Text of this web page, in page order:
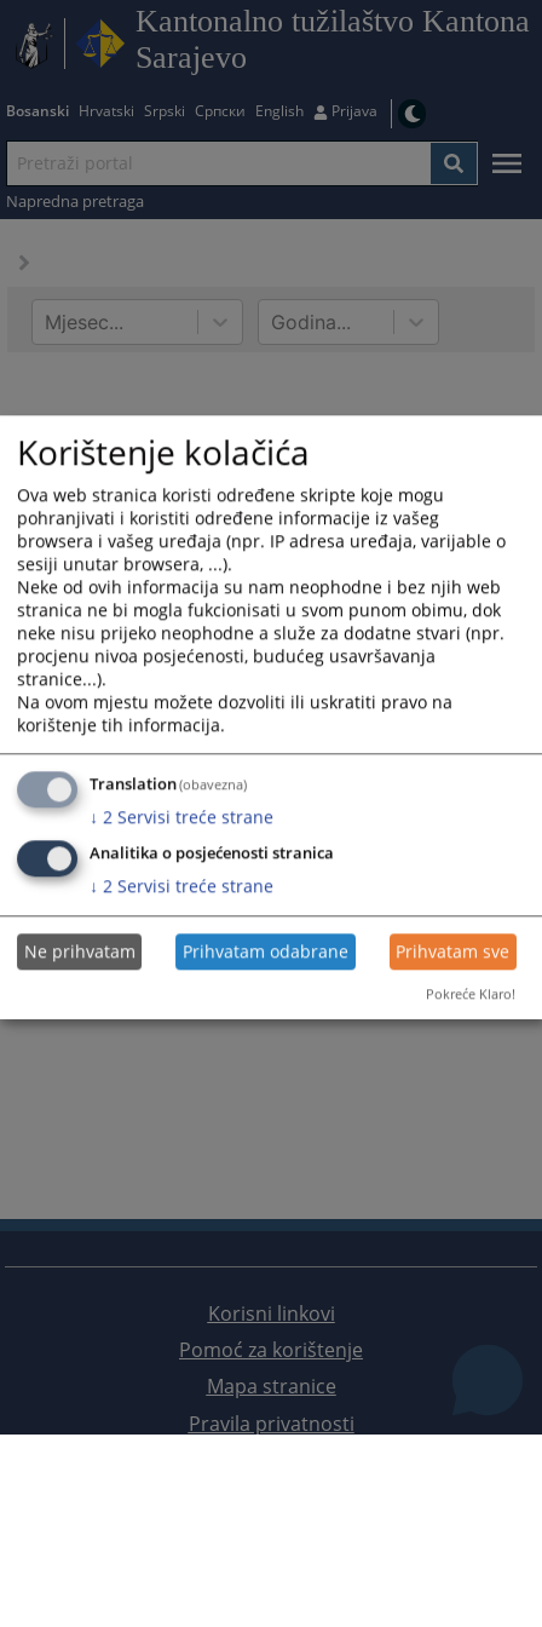
Kantonalno tužilaštvo Kantona
Sarajevo
Bosanski Hrvatski Srpski Српски English Prijava
Napredna pretraga
Mjesec... Godina...
Trenutno nema vijesti
Korisni linkovi
Pomoć za korištenje
Mapa stranice
Pravila privatnosti
Korištenje kolačića
Ova web stranica koristi određene skripte koje mogu
pohranjivati i koristiti određene informacije iz vašeg
browsera i vašeg uređaja (npr. IP adresa uređaja, varijable o
sesiji unutar browsera, ...).
Neke od ovih informacija su nam neophodne i bez njih web
stranica ne bi mogla fukcionisati u svom punom obimu, dok
neke nisu prijeko neophodne a služe za dodatne stvari (npr.
procjenu nivoa posjećenosti, budućeg usavršavanja
stranice...).
Na ovom mjestu možete dozvoliti ili uskratiti pravo na
korištenje tih informacija.
Translation(obavezna)
↓ 2 Servisi treće strane
Analitika o posjećenosti stranica
↓ 2 Servisi treće strane
Ne prihvatam Prihvatam odabrane Prihvatam sve
Pokreće Klaro!